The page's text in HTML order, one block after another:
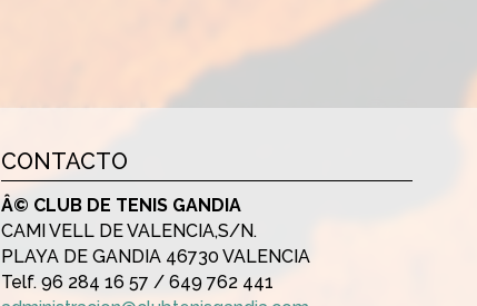
CONTACTO
Â© CLUB DE TENIS GANDIA
CAMI VELL DE VALENCIA,S/N.
PLAYA DE GANDIA 46730 VALENCIA
Telf. 96 284 16 57 / 649 762 441